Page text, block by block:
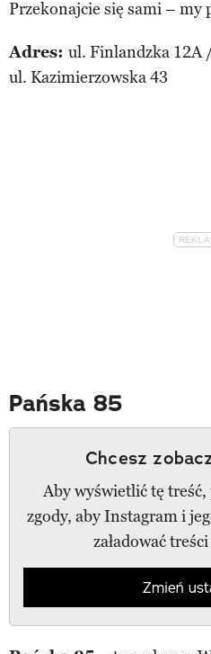
Przekonajcie się sami – my
Adres: ul. Finlandzka 12A
ul. Kazimierzowska 43
Pańska 85
Chcesz
Aby wyświetlić tę
zgody, aby Instagram i
załadować
Zmień